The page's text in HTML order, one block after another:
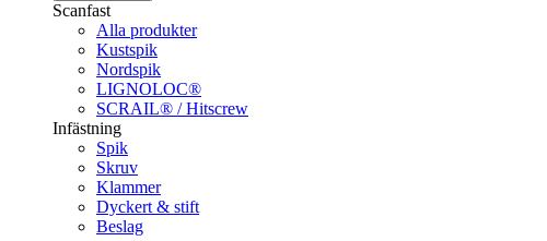
Scanfast
Alla produkter
Kustspik
Nordspik
LIGNOLOC®
SCRAIL® / Hitscrew
Infästning
Spik
Skruv
Klammer
Dyckert & stift
Beslag